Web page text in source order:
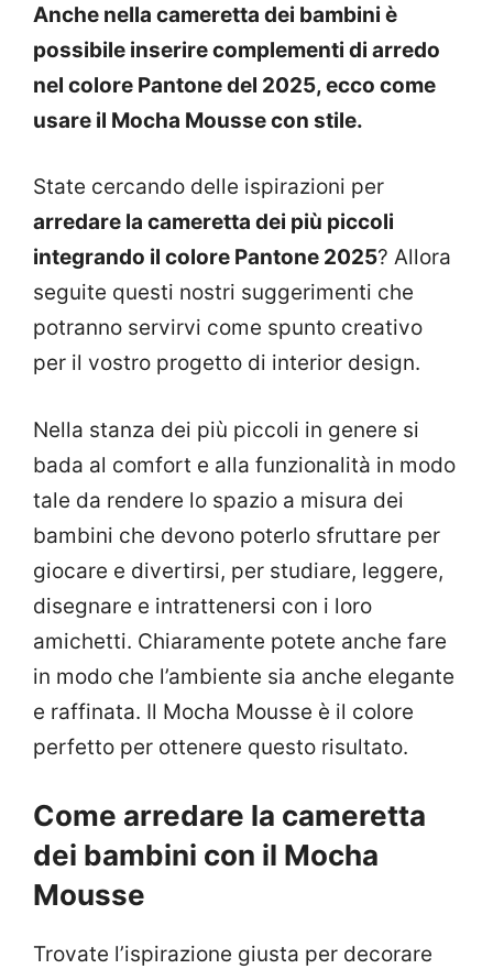
Anche nella cameretta dei bambini è
possibile inserire complementi di arredo
nel colore Pantone del 2025, ecco come
usare il Mocha Mousse con stile.
State cercando delle ispirazioni per
arredare la cameretta dei più piccoli
integrando il colore Pantone 2025? Allora
seguite questi nostri suggerimenti che
potranno servirvi come spunto creativo
per il vostro progetto di interior design.
Nella stanza dei più piccoli in genere si
bada al comfort e alla funzionalità in modo
tale da rendere lo spazio a misura dei
bambini che devono poterlo sfruttare per
giocare e divertirsi, per studiare, leggere,
disegnare e intrattenersi con i loro
amichetti. Chiaramente potete anche fare
in modo che l’ambiente sia anche elegante
e raffinata. Il Mocha Mousse è il colore
perfetto per ottenere questo risultato.
Come arredare la cameretta
dei bambini con il Mocha
Mousse
Trovate l’ispirazione giusta per decorare